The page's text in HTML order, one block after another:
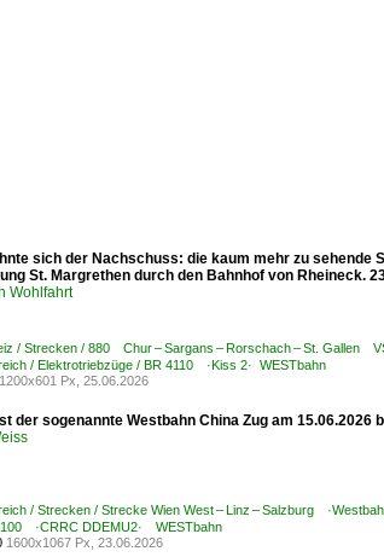
sich der Nachschuss: die kaum mehr zu
St. Margrethen durch den Bahnhof von Rheineck.
Wohlfahrt
/ Strecken / 880 Chur – Sargans – Rorschach – St. Gallen
/ Elektrotriebzüge / BR 4110 ·Kiss 2· WESTbahn
1200x601 Px, 25.06.2026
der sogenannte Westbahn China Zug am
/ Strecken / Strecke Wien West – Linz – Salzburg
·CRRC DDEMU2· WESTbahn
1600x1067 Px, 23.06.2026